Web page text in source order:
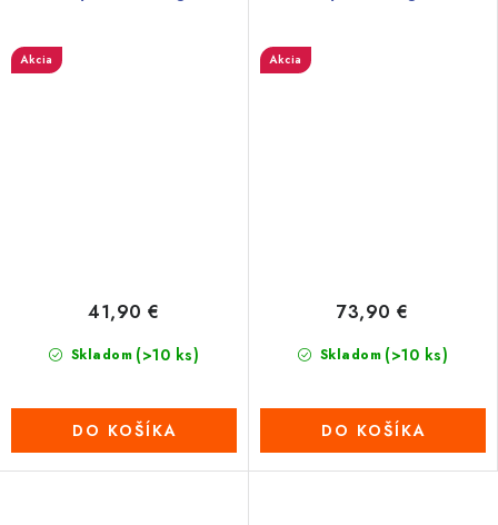
Akcia
Skladom (>10 ks)
41,90 €
DO KOŠÍKA
Akcia
Skladom (>10 ks)
73,90 €
DO KOŠÍKA